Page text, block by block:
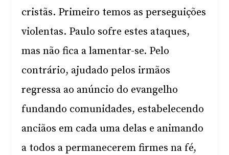
cristãs. Primeiro temos as perseguições
violentas. Paulo sofre estes ataques,
mas não fica a lamentar-se. Pelo
contrário, ajudado pelos irmãos
regressa ao anúncio do evangelho
fundando comunidades, estabelecendo
anciãos em cada uma delas e animando
a todos a permanecerem firmes na fé,